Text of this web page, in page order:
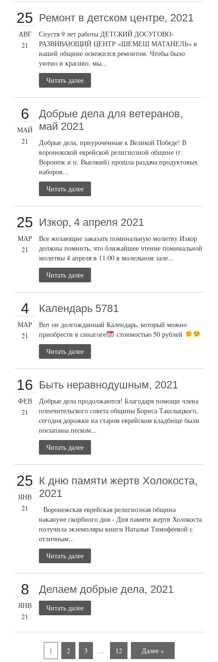
25
АВГ
21
Ремонт в детском центре, 2021
Спустя 9 лет работы ДЕТСКИЙ ДОСУГОВО-
РАЗВИВАЮЩИЙ ЦЕНТР «ШЕМЕШ МАТАНЕЛЬ» в
нашей общине освежился ремонтом. Чтобы было
уютно и красиво, мы...
Читать далее
6
МАЙ
21
Добрые дела для ветеранов,
май 2021
Добрые дела, приуроченные к Великой Победе! В
воронежской еврейской религиозной общине (г.
Воронеж и п. Высокий) прошла раздача продуктовых
наборов...
Читать далее
25
МАР
21
Изкор, 4 апреля 2021
Все желающие заказать поминальную молитву Изкор
должны помнить, что ближайшее чтение поминальной
молитвы 4 апреля в 11:00 в молельном зале...
Читать далее
4
МАР
21
Календарь 5781
Вот он долгожданный Календарь, который можно
приобрести в синагоге
стоимостью 50 рублей
Читать далее
16
ФЕВ
21
Быть неравнодушным, 2021
Добрые дела продолжаются! Благодаря помощи члена
попечительского совета общины Бориса Ташлыцкого,
сегодня дорожки на старом еврейском кладбище были
посыпаны песком...
Читать далее
25
ЯНВ
21
К дню памяти жертв Холокоста,
2021
Воронежская еврейская религиозная община
накануне скорбного дня - Дня памяти жертв Холокоста
получила экземпляры книги Натальи Тимофеевой с
отличным...
Читать далее
8
ЯНВ
21
Делаем добрые дела, 2021
Читать далее
1 2 3 … 12 Далее »